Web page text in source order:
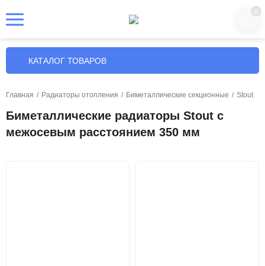
0
КАТАЛОГ ТОВАРОВ
Главная / Радиаторы отопления / Биметаллические секционные / Stout
Биметаллические радиаторы Stout с
межосевым расстоянием 350 мм